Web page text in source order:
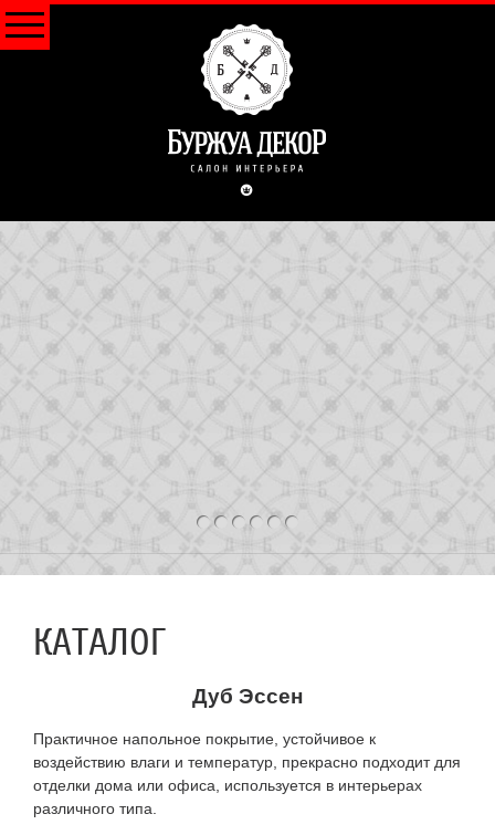
КАТАЛОГ
Дуб Эссен
Практичное напольное покрытие, устойчивое к
воздействию влаги и температур, прекрасно подходит для
отделки дома или офиса, используется в интерьерах
различного типа.